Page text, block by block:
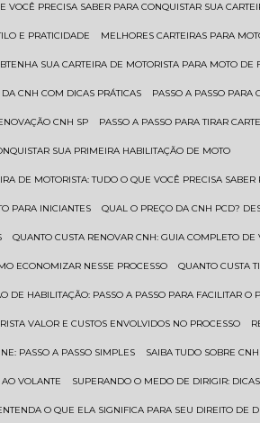
VOCÊ PRECISA SABER PARA CONQUISTAR SUA
E PRATICIDADE MELHORES CARTEIRAS PARA
OBTENHA SUA CARTEIRA DE MOTORISTA PARA MOTO
DA CNH COM DICAS PRÁTICAS PASSO A PASSO
CNH SP PASSO A PASSO PARA TIRAR
SUA PRIMEIRA HABILITAÇÃO DE MOTO
DE MOTORISTA: TUDO O QUE VOCÊ PRECISA
PARA INICIANTES QUAL O PREÇO DA CNH PCD?
QUANTO CUSTA RENOVAR CNH: GUIA COMPLETO
ECONOMIZAR NESSE PROCESSO QUANTO CUSTA
DE HABILITAÇÃO: PASSO A PASSO PARA FACILITAR O
VALOR E CUSTOS ENVOLVIDOS NO PROCESSO
PASSO A PASSO SIMPLES SAIBA TUDO SOBRE
VOLANTE SUPERANDO O MEDO DE DIRIGIR:
O QUE ELA SIGNIFICA PARA SEU DIREITO DE